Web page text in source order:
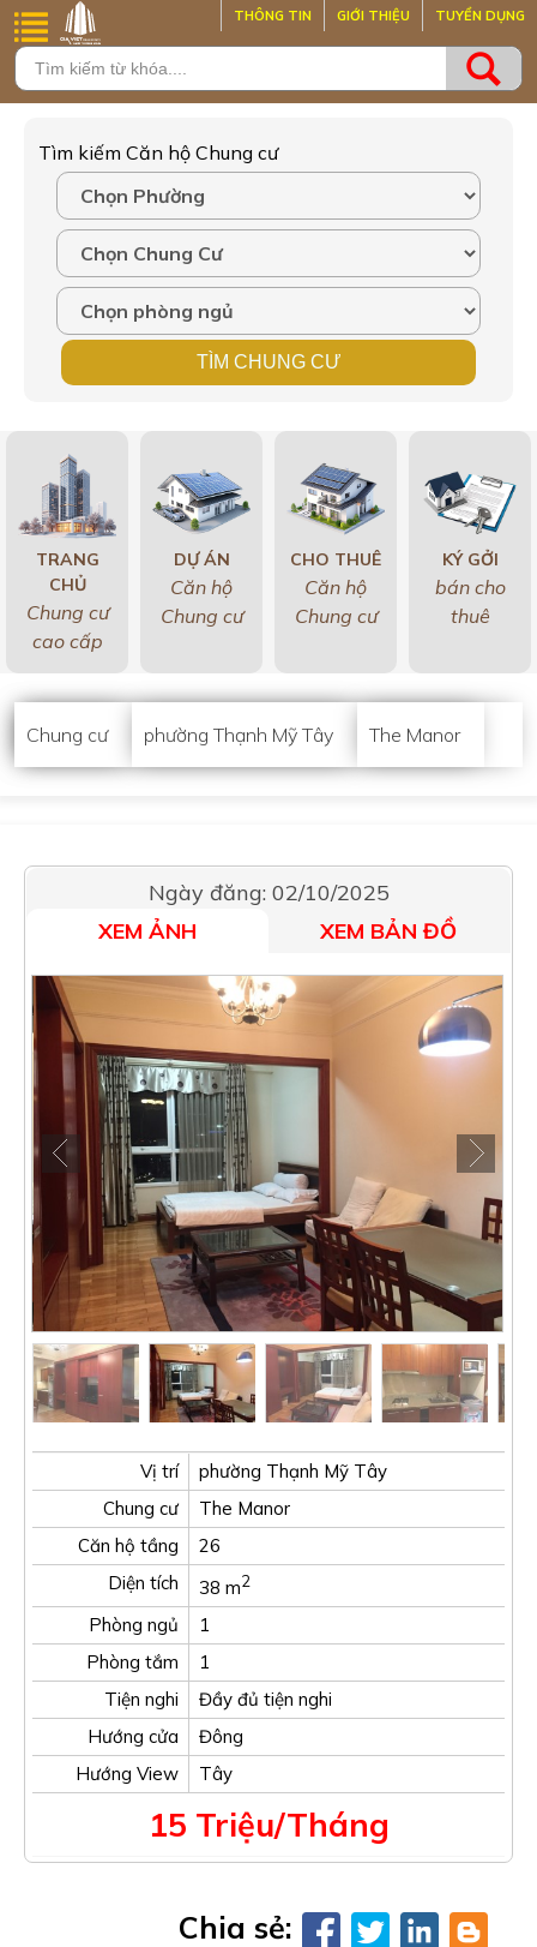
THÔNG TIN GIỚI THIỆU TUYỂN DỤNG
Tìm kiếm Căn hộ Chung cư
TRANG
CHỦ
Chung cư
cao cấp
DỰ ÁN
Căn hộ
Chung cư
CHO THUÊ
Căn hộ
Chung cư
KÝ GỞI
bán cho
thuê
Chung cư phường Thạnh Mỹ Tây The Manor
Ngày đăng: 02/10/2025
XEM ẢNH
XEM BẢN ĐỒ
Vị trí
phường Thạnh Mỹ Tây
Chung cư
The Manor
Căn hộ tầng
26
Diện tích
38 m2
Phòng ngủ
1
Phòng tắm
1
Tiện nghi
Đầy đủ tiện nghi
Hướng cửa
Đông
Hướng View
Tây
15 Triệu/Tháng
Chia sẻ: